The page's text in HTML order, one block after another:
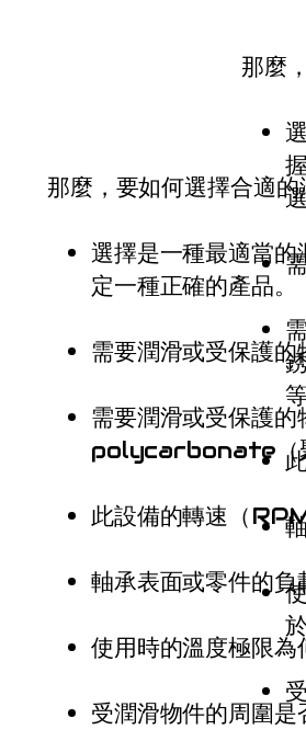
那麼，要如何選擇合適
選擇是一種最適當
定一種正確的產品
需要潤滑或受保護的
需要潤滑或受保護
polycarbonate（
此設備的轉速（
軸承表面或零件的負
使用時的溫度極限
受潤滑物件的周圍
那麼
等